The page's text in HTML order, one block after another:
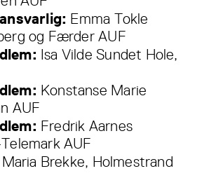
Emma Tokle
og Færder AUF
Isa Vilde Sundet Hole,
Konstanse Marie
AUF
Fredrik Aarnes
AUF
Brekke, Holmestrand